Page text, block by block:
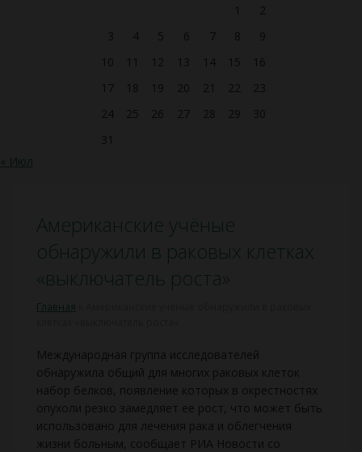
1
2
3
4 5 6 7 8
9
10
11 12 13 14 15
16
17
18 19 20 21 22
23
24
25 26 27 28 29
30
31
« Июл
Американские учёные
обнаружили в раковых клетках
«выключатель роста»
Главная
Международная группа исследователей
обнаружила общий для многих раковых клеток
набор белков, появление которых в окрестностях
опухоли резко замедляет ее рост, что может быть
использовано для лечения рака и облегчения
жизни больным, сообщает РИА Новости со